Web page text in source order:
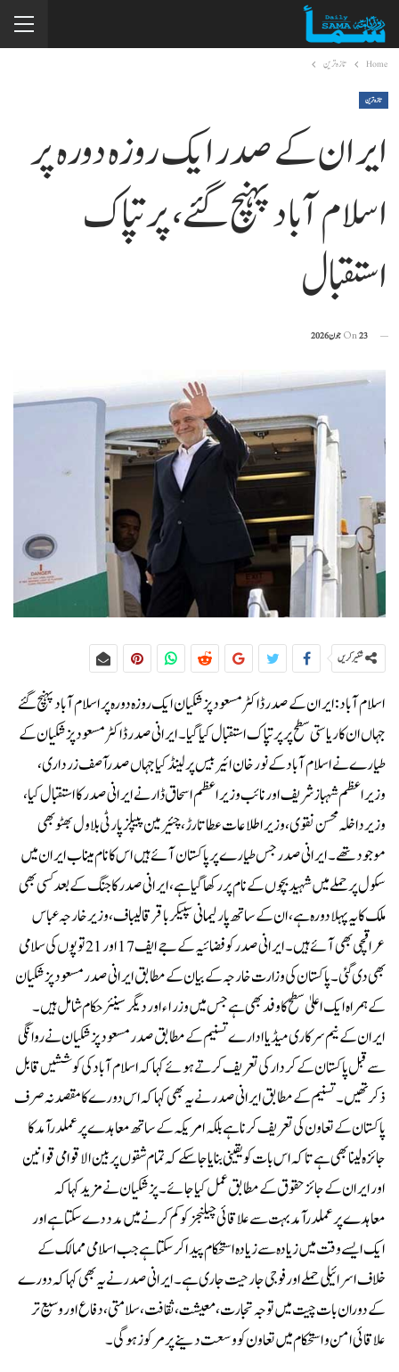
Home تازہ ترین
تازہ ترین
ایران کے صدر ایک روزہ دورہ پر
اسلام آباد پہنچ گئے، پرتپاک
استقبال
On23 جون 2026
شئیر کریں
اسلام آباد:ایران کے صدر ڈاکٹر مسعود پزشکیان ایک روزہ دورہ پر اسلام آباد پہنچ گئے
جہاں ان کا ریاستی سطح پر پرتپاک استقبال کیا گیا۔ایرانی صدر ڈاکٹر مسعود پزشکیان کے
طیارے نے اسلام آباد کے نور خان ائیربیس پر لینڈ کیا جہاں صدرآصف زرداری،
وزیراعظم شہباز شریف اور نائب وزیراعظم اسحاق ڈار نے ایرانی صدر کا استقبال کیا،
وزیر داخلہ محسن نقوی، وزیر اطلاعات عطاتارڑ، چئیرمین پیپلز پارٹی بلاول بھٹو بھی
موجود تھے۔ایرانی صدر جس طیارے پر پاکستان آئے ہیں اس کا نام میناب ایران میں
سکول پر حملے میں شہید بچوں کے نام پر رکھا گیا ہے، ایرانی صدر کا جنگ کے بعد کسی بھی
ملک کا یہ پہلا دورہ ہے، ان کے ساتھ پارلیمانی سپیکر باقر قالیباف، وزیر خارجہ عباس
عراقچی بھی آئے ہیں۔ایرانی صدر کو فضائیہ کے جے ایف 17 اور 21 توپوں کی سلامی
بھی دی گئی۔پاکستان کی وزارت خارجہ کے بیان کے مطابق ایرانی صدر مسعود پزشکیان
کے ہمراہ ایک اعلیٰ سطح کا وفد بھی ہے جس میں وزراء اور دیگر سینئر حکام شامل ہیں۔
ایران کے نیم سرکاری میڈیا ادارے تسنیم کے مطابق صدر مسعود پزشکیان نے روانگی
سے قبل پاکستان کے کردار کی تعریف کرتے ہوئے کہا کہ اسلام آباد کی کوششیں قابل
ذکر تھیں۔تسنیم کے مطابق ایرانی صدر نے یہ بھی کہا کہ اس دورے کا مقصد نہ صرف
پاکستان کے تعاون کی تعریف کرنا ہے بلکہ امریکہ کے ساتھ معاہدے پر عملدرآمد کا
جائزہ لینا بھی ہے تاکہ اس بات کو یقینی بنایا جا سکے کہ تمام شقوں پر بین الاقوامی قوانین
اور ایران کے جائز حقوق کے مطابق عمل کیا جائے۔پزشکیان نے مزید کہا کہ
معاہدے پر عملدرآمد بہت سے علاقائی چیلنجز کو کم کرنے میں مدد دے سکتا ہے اور
ایک ایسے وقت میں زیادہ سے زیادہ استحکام پیدا کر سکتا ہے جب اسلامی ممالک کے
خلاف اسرائیلی حملے اور فوجی جارحیت جاری ہے۔ایرانی صدر نے یہ بھی کہا کہ دورے
کے دوران بات چیت میں توجہ تجارت، معیشت، ثقافت، سلامتی، دفاع اور وسیع تر
علاقائی امن و استحکام میں تعاون کو وسعت دینے پر مرکوز ہو گی۔